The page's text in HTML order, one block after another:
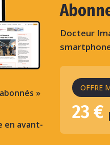
»
en avant-
Docteur
OFFRE
23 €